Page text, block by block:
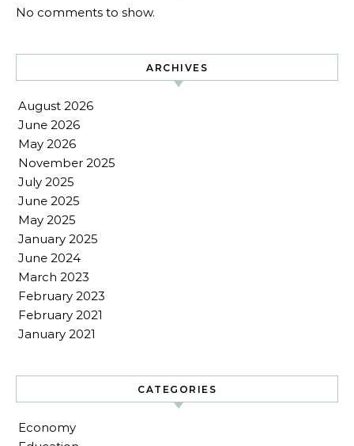
No comments to show.
ARCHIVES
August 2026
June 2026
May 2026
November 2025
July 2025
June 2025
May 2025
January 2025
June 2024
March 2023
February 2023
February 2021
January 2021
CATEGORIES
Economy